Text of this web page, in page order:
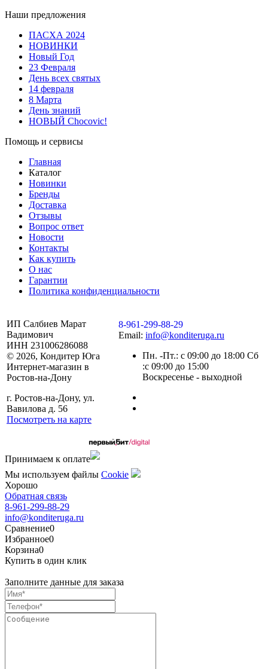
Наши предложения
ПАСХА 2024
НОВИНКИ
Новый Год
23 Февраля
День всех святых
14 февраля
8 Марта
День знаний
НОВЫЙ Chocovic!
Помощь и сервисы
Главная
Каталог
Новинки
Бренды
Доставка
Отзывы
Вопрос ответ
Новости
Контакты
Как купить
О нас
Гарантии
Политика конфиденциальности
ИП Салбиев Марат
Вадимович
ИНН 231006286088
© 2026, Кондитер Юга
Интернет-магазин в
Ростов-на-Дону
г. Ростов-на-Дону, ул.
Вавилова д. 56
Посмотреть на карте
8-961-299-88-29
Email: info@konditeruga.ru
Пн. -Пт.: с 09:00 до 18:00 Сб
:с 09:00 до 15:00
Воскресенье - выходной
Принимаем к оплате
Мы используем файлы Сookie
Хорошо
Обратная связь
8-961-299-88-29
info@konditeruga.ru
Сравнение0
Избранное0
Корзина0
Купить в один клик
Заполните данные для заказа